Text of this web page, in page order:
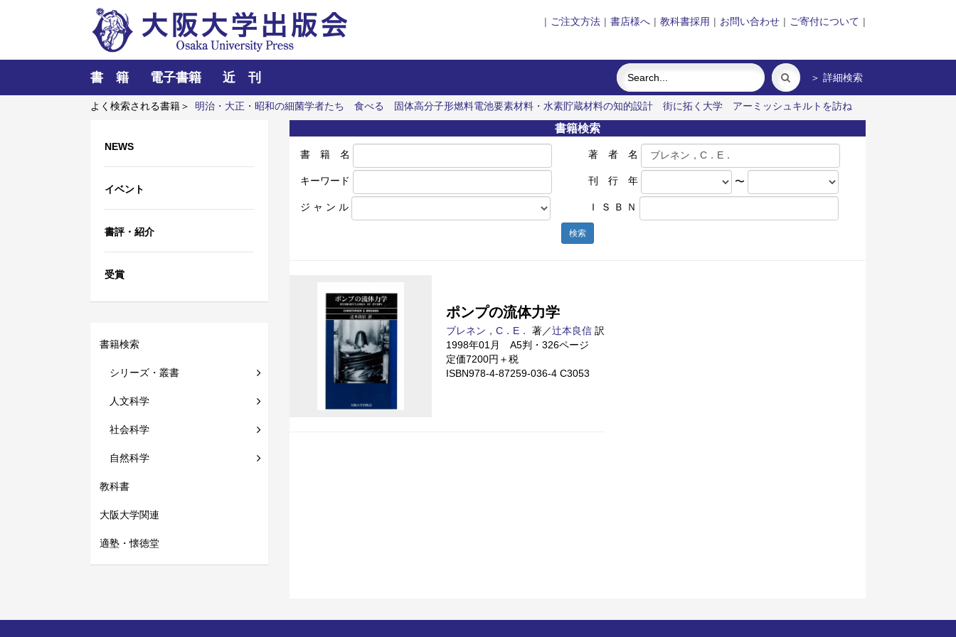
| ご注文方法 | 書店様へ | 教科書採用 | お問い合わせ | ご寄付について |
書 籍 電子書籍 近 刊 ＞ 詳細検索
よく検索される書籍＞ 明治・大正・昭和の細菌学者たち 食べる 固体高分子形燃料電池要素材料・水素貯蔵材料の知的設計 街に拓く大学
アーミッシュキルトを訪ね
NEWS
イベント
書評・紹介
受賞
書籍検索
シリーズ・叢書
人文科学
社会科学
自然科学
教科書
大阪大学関連
適塾・懐徳堂
書籍検索
書 籍 名 著 者 名
キーワード 刊 行 年 〜
ジ ャ ン ル Ｉ Ｓ Ｂ Ｎ
検索
ポンプの流体力学
ブレネン，C．E． 著／辻本良信 訳
1998年01月 A5判・326ページ
定価7200円＋税
ISBN978-4-87259-036-4 C3053